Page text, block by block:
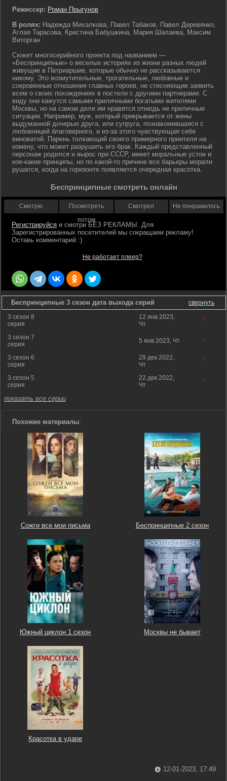
Режиссер: Роман Прыгунов
В ролях: Надежда Михалкова, Павел Табаков, Павел Деревянко,
Аглая Тарасова, Кристина Бабушкина, Мария Шалаева, Максим
Виторган
Сюжет многосерийного проекта под названием —
«Беспринципные» о веселых историях из жизни разных людей
живущие в Патриаршие, которые обычно не рассказываются
никому. Это возмутительные, трогательные, любовные и
сокровенные отношения главных героев, не стесняющие заявить
всем о своих похождениях в постели с другими партнерами. С
виду они кажутся самыми приличными богатыми жителями
Москвы, но на самом деле им нравятся отнюдь не приличные
ситуации. Например, муж, который прикрывается от жены
выдуманной дочерью друга, или супруга, познакомившаяся с
любовницей благоверного, и из-за этого чувствующая себя
виноватой. Парень толкающий своего примерного приятеля на
измену, что может разрушить его брак. Каждый представленный
персонаж родился и вырос при СССР, имеет моральные устои и
кое-какие принципы, но по какой-то причине все барьеры морали
рушатся, когда на горизонте появляется очередная красотка.
Беспринципные смотреть онлайн
Смотрю
Посмотреть
потом
Смотрел Не понравилось
Регистрируйся
Не работает плеер?
Беспринципные 3 сезон дата выхода серий
свернуть
3 сезон 8
серия
12 янв 2023,
Чт
*
3 сезон 7
серия
5 янв 2023, Чт *
3 сезон 6
серия
29 дек 2022,
Чт
*
3 сезон 5
серия
22 дек 2022,
Чт
*
показать все серии
Похожие материалы:
Сожги все мои письма Беспринципные 2 сезон
Южный циклон 1 сезон Москвы не бывает
Красотка в ударе
12-01-2023, 17:49